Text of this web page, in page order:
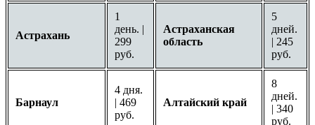
Астрахань
1
день. |
299
руб.
Астраханская
область
5
дней.
| 245
руб.
Барнаул
4 дня.
| 469
руб.
Алтайский край
8
дней.
| 340
руб.